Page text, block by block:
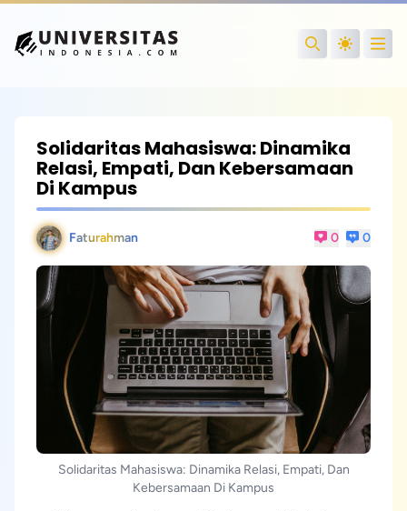
Search
Solidaritas Mahasiswa: Dinamika
Relasi, Empati, Dan Kebersamaan
Di Kampus
Faturahman 0 0
Solidaritas Mahasiswa: Dinamika Relasi, Empati, Dan
Kebersamaan Di Kampus